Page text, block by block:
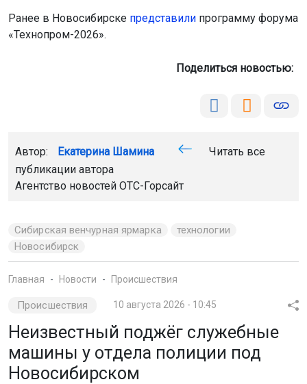
Ранее в Новосибирске представили программу форума
«Технопром-2026».
Поделиться новостью:
Автор: Екатерина Шамина
Читать все
публикации автора
Агентство новостей ОТС-Горсайт
Сибирская венчурная ярмарка
технологии
Новосибирск
Главная Новости Происшествия
Происшествия 10 августа 2026 - 10:45
Неизвестный поджёг служебные
машины у отдела полиции под
Новосибирском